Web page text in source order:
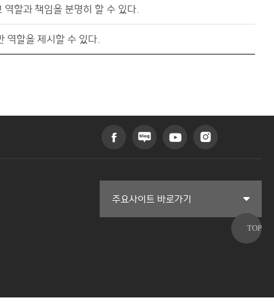
할과 책임을 분명히 할 수 있다.
역할을 제시할 수 있다.
주요사이트 바로가기